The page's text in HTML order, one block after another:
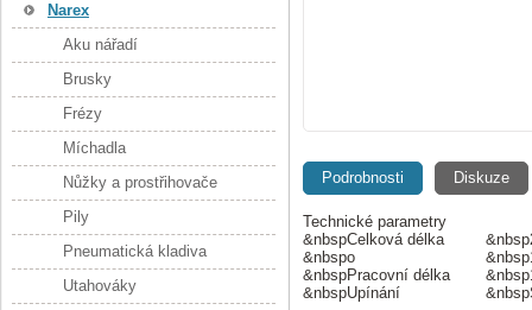
Podrobnosti Diskuze
Technické parametry
&nbspCelková délka
&nbspo
&nbspPracovní délka
&nbspUpínání
Narex
Aku nářadí
Brusky
Frézy
Míchadla
Nůžky a prostřihovače
Pily
Pneumatická kladiva
Utahováky